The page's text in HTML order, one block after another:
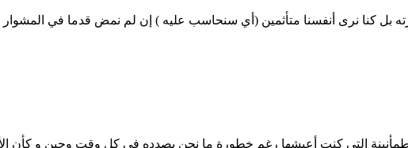
بل كنا نرى أنفسنا متأثمين (أي سنحاسب عليه ) إن لم نمض قدما في المشوار